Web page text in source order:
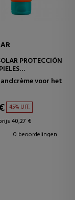
PROTECCIÓN
SPF50+
voor het
45% UIT.
40,27 €
0 beoordelingen